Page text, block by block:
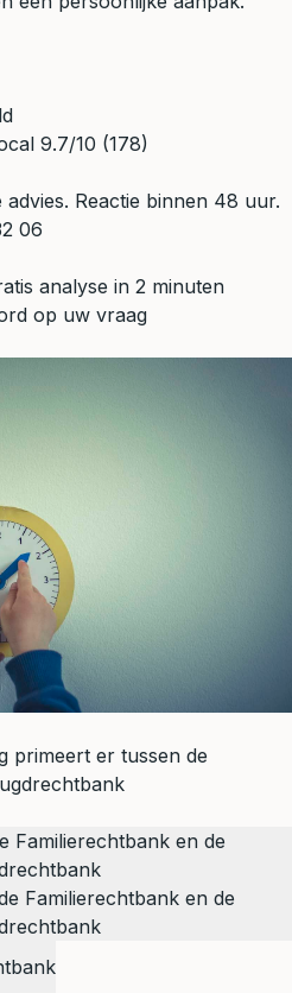
9.7/10 (178)
Reactie binnen 48 uur.
06
analyse in 2 minuten
op uw vraag
primeert er tussen de
Familierechtbank en de
Familierechtbank en de